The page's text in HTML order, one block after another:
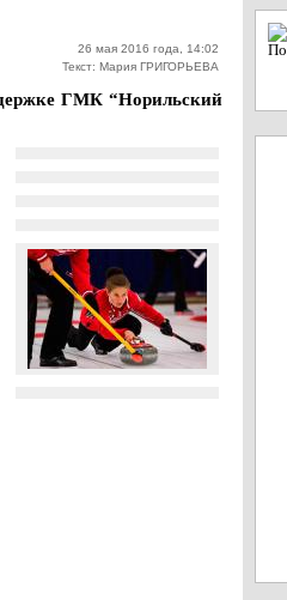
26 мая 2016 года, 14:02
Текст: Мария ГРИГОРЬЕВА
ГМК “Норильский